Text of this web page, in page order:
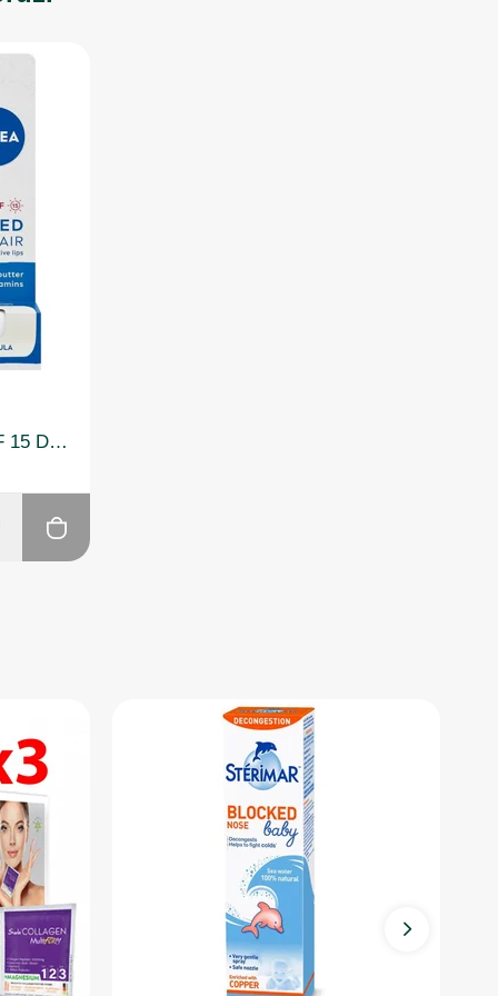
Nivea Lip Med Repair SPF 15 Dudak Bakım Kremi 4,8gr